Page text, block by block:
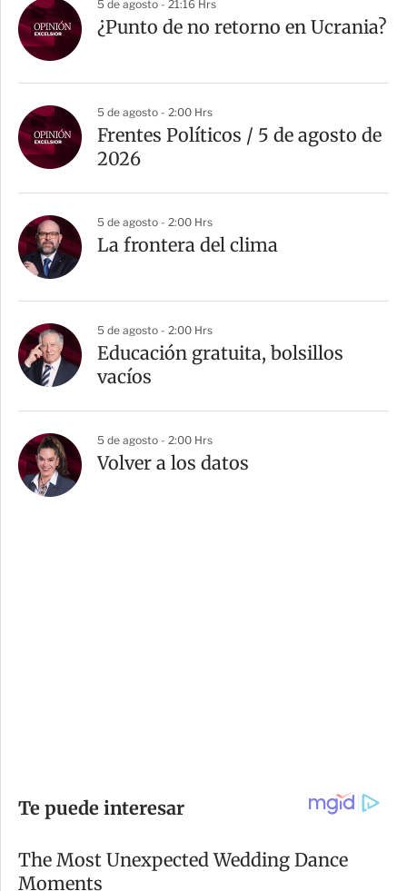
5 de agosto - 21:16 Hrs
¿Punto de no retorno en Ucrania?
5 de agosto - 2:00 Hrs
Frentes Políticos / 5 de agosto de
2026
5 de agosto - 2:00 Hrs
La frontera del clima
5 de agosto - 2:00 Hrs
Educación gratuita, bolsillos
vacíos
5 de agosto - 2:00 Hrs
Volver a los datos